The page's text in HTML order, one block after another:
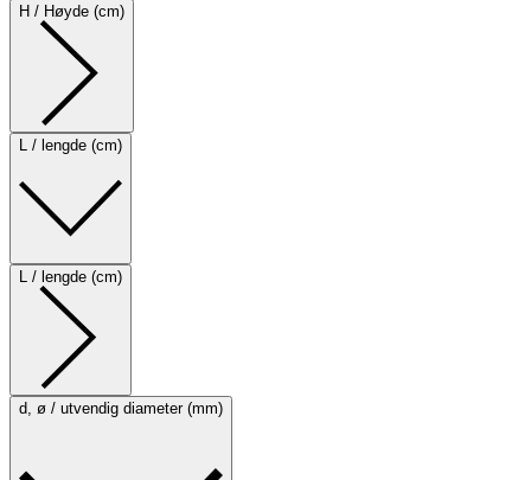
H / Høyde (cm)
L / lengde (cm)
L / lengde (cm)
d, ø / utvendig diameter (mm)